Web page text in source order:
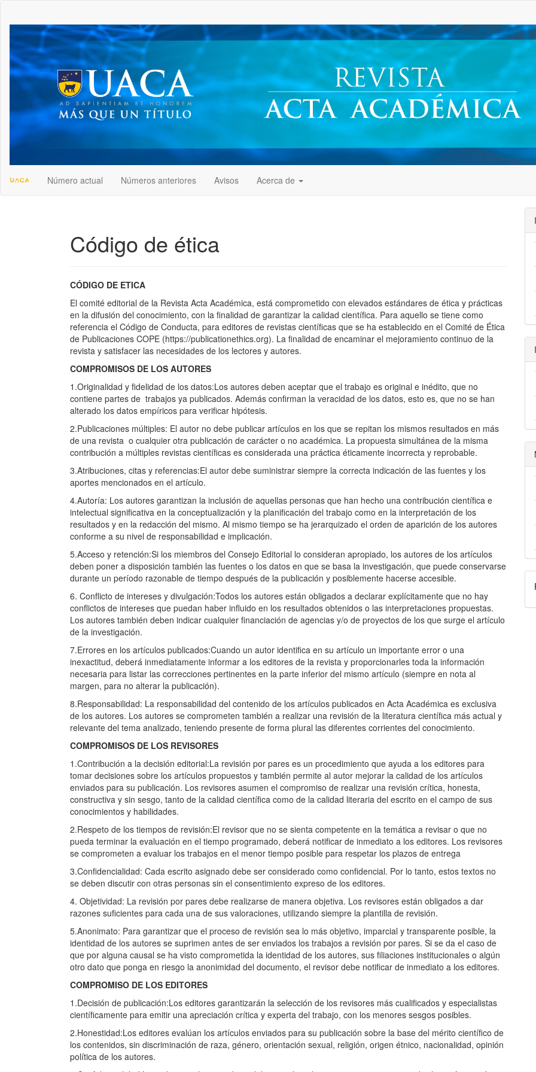
##plugins.themes.bootstrap3.accessible_menu.main_content##
##plugins.themes.bootstrap3.accessible_menu.sidebar##
Número actual Números anteriores Avisos Acerca de
Código de ética
CÓDIGO DE ETICA
El comité editorial de la Revista Acta Académica, está comprometido con elevados estándares de ética y prácticas
en la difusión del conocimiento, con la finalidad de garantizar la calidad científica. Para aquello se tiene como
referencia el Código de Conducta, para editores de revistas científicas que se ha establecido en el Comité de Ética
de Publicaciones COPE (https://publicationethics.org). La finalidad de encaminar el mejoramiento continuo de la
revista y satisfacer las necesidades de los lectores y autores.
COMPROMISOS DE LOS AUTORES
1.Originalidad y fidelidad de los datos:Los autores deben aceptar que el trabajo es original e inédito, que no
contiene partes de trabajos ya publicados. Además confirman la veracidad de los datos, esto es, que no se han
alterado los datos empíricos para verificar hipótesis.
2.Publicaciones múltiples: El autor no debe publicar artículos en los que se repitan los mismos resultados en más
de una revista o cualquier otra publicación de carácter o no académica. La propuesta simultánea de la misma
contribución a múltiples revistas científicas es considerada una práctica éticamente incorrecta y reprobable.
3.Atribuciones, citas y referencias:El autor debe suministrar siempre la correcta indicación de las fuentes y los
aportes mencionados en el artículo.
4.Autoría: Los autores garantizan la inclusión de aquellas personas que han hecho una contribución científica e
intelectual significativa en la conceptualización y la planificación del trabajo como en la interpretación de los
resultados y en la redacción del mismo. Al mismo tiempo se ha jerarquizado el orden de aparición de los autores
conforme a su nivel de responsabilidad e implicación.
5.Acceso y retención:Si los miembros del Consejo Editorial lo consideran apropiado, los autores de los artículos
deben poner a disposición también las fuentes o los datos en que se basa la investigación, que puede conservarse
durante un período razonable de tiempo después de la publicación y posiblemente hacerse accesible.
6. Conflicto de intereses y divulgación:Todos los autores están obligados a declarar explícitamente que no hay
conflictos de intereses que puedan haber influido en los resultados obtenidos o las interpretaciones propuestas.
Los autores también deben indicar cualquier financiación de agencias y/o de proyectos de los que surge el artículo
de la investigación.
7.Errores en los artículos publicados:Cuando un autor identifica en su artículo un importante error o una
inexactitud, deberá inmediatamente informar a los editores de la revista y proporcionarles toda la información
necesaria para listar las correcciones pertinentes en la parte inferior del mismo artículo (siempre en nota al
margen, para no alterar la publicación).
8.Responsabilidad: La responsabilidad del contenido de los artículos publicados en Acta Académica es exclusiva
de los autores. Los autores se comprometen también a realizar una revisión de la literatura científica más actual y
relevante del tema analizado, teniendo presente de forma plural las diferentes corrientes del conocimiento.
COMPROMISOS DE LOS REVISORES
1.Contribución a la decisión editorial:La revisión por pares es un procedimiento que ayuda a los editores para
tomar decisiones sobre los artículos propuestos y también permite al autor mejorar la calidad de los artículos
enviados para su publicación. Los revisores asumen el compromiso de realizar una revisión crítica, honesta,
constructiva y sin sesgo, tanto de la calidad científica como de la calidad literaria del escrito en el campo de sus
conocimientos y habilidades.
2.Respeto de los tiempos de revisión:El revisor que no se sienta competente en la temática a revisar o que no
pueda terminar la evaluación en el tiempo programado, deberá notificar de inmediato a los editores. Los revisores
se comprometen a evaluar los trabajos en el menor tiempo posible para respetar los plazos de entrega
3.Confidencialidad: Cada escrito asignado debe ser considerado como confidencial. Por lo tanto, estos textos no
se deben discutir con otras personas sin el consentimiento expreso de los editores.
4. Objetividad: La revisión por pares debe realizarse de manera objetiva. Los revisores están obligados a dar
razones suficientes para cada una de sus valoraciones, utilizando siempre la plantilla de revisión.
5.Anonimato: Para garantizar que el proceso de revisión sea lo más objetivo, imparcial y transparente posible, la
identidad de los autores se suprimen antes de ser enviados los trabajos a revisión por pares. Si se da el caso de
que por alguna causal se ha visto comprometida la identidad de los autores, sus filiaciones institucionales o algún
otro dato que ponga en riesgo la anonimidad del documento, el revisor debe notificar de inmediato a los editores.
COMPROMISO DE LOS EDITORES
1.Decisión de publicación:Los editores garantizarán la selección de los revisores más cualificados y especialistas
científicamente para emitir una apreciación crítica y experta del trabajo, con los menores sesgos posibles.
2.Honestidad:Los editores evalúan los artículos enviados para su publicación sobre la base del mérito científico de
los contenidos, sin discriminación de raza, género, orientación sexual, religión, origen étnico, nacionalidad, opinión
política de los autores.